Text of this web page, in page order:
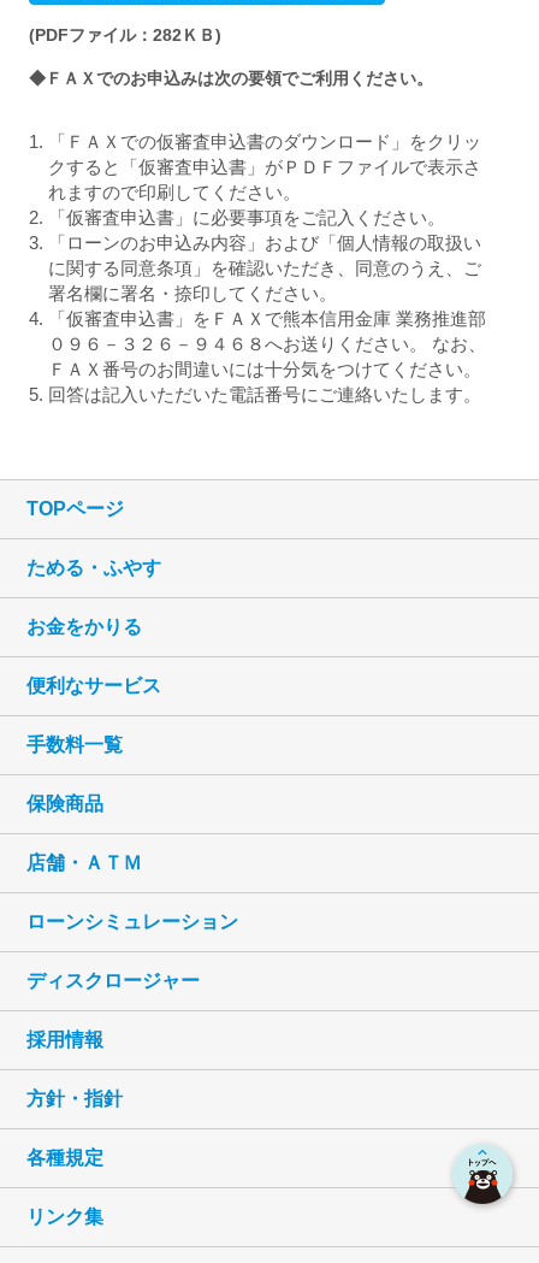
利用目的
信用金庫は、信用金庫および信用金庫の関連
会社や提携会社の金融商品やサービスに関し、
（１） 各種金融商品の口座開設等、金融商品やサ
ービスの申込みの受付のため
（２） 法令等に基づくご本人さまの確認等や、金
融商品やサービスをご利用いただく資格等
の確認のため
（３） 預金取引や融資取引等における期日管理
等、継続的なお取引における管理のため
（４） 融資のお申込みや継続的なご利用等に際し
ての判断のため
（５） 適合性の原則等に照らした判断等、金融商
（６） 与信事業に際して個人情報を加盟する個人
務の遂行に必要な範囲で第三者に提供する
（７） 他の事業者等から個人情報の処理の全部ま
て、委託された当該業務を適切に遂行する
（８） 申込人等との契約や法律等に基づく権利
の行使や義務の履行のため
（９） 市場調査ならびにデータ分析やアンケート
の実施等による金融商品やサービスの研究
や開発のため
（10） ダイレクトメールの発送等、金融商品や
サービスに関する各種ご提案のため
（11） 提携会社等の商品やサービスに関する各
種ご提案のため
（12） 各種お取引の解約・終了や、お取引解
（13） 団体信用生命保険の加入業務等を円滑に
遂行するため
（14） 基金が与信判断、与信後の管理、市場分
情報を基金に提供するため
（15） 債権譲渡先が債権管理等適切な業務の遂
行にあたり、必要な情報を債権譲渡先に提
(PDFファイル：282ＫＢ)
◆ＦＡＸでのお申込みは次の要領でご利用ください。
「ＦＡＸでの仮審査申込書のダウンロード」をクリッ
クすると「仮審査申込書」がＰＤＦファイルで表示さ
れますので印刷してください。
「仮審査申込書」に必要事項をご記入ください。
「ローンのお申込み内容」および「個人情報の取扱い
に関する同意条項」を確認いただき、同意のうえ、ご
署名欄に署名・捺印してください。
「仮審査申込書」をＦＡＸで熊本信用金庫 業務推進部
０９６－３２６－９４６８へお送りください。 なお、
ＦＡＸ番号のお間違いには十分気をつけてください。
回答は記入いただいた電話番号にご連絡いたします。
TOPページ
ためる・ふやす
お金をかりる
便利なサービス
手数料一覧
保険商品
店舗・ＡＴＭ
ローンシミュレーション
ディスクロージャー
採用情報
方針・指針
各種規定
リンク集